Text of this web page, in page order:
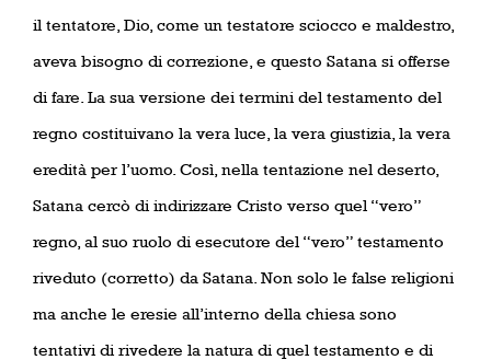
il tentatore, Dio, come un testatore sciocco e maldestro,
aveva bisogno di correzione, e questo Satana si offerse
di fare. La sua versione dei termini del testamento del
regno costituivano la vera luce, la vera giustizia, la vera
eredità per l’uomo. Così, nella tentazione nel deserto,
Satana cercò di indirizzare Cristo verso quel “vero”
regno, al suo ruolo di esecutore del “vero” testamento
riveduto (corretto) da Satana. Non solo le false religioni
ma anche le eresie all’interno della chiesa sono
tentativi di rivedere la natura di quel testamento e di